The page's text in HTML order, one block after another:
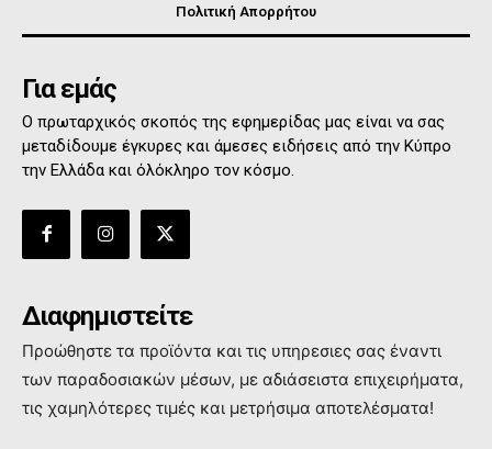
Πολιτική Απορρήτου
Για εμάς
Ο πρωταρχικός σκοπός της εφημερίδας μας είναι να σας
μεταδίδουμε έγκυρες και άμεσες ειδήσεις από την Κύπρο
την Ελλάδα και όλόκληρο τον κόσμο.
Διαφημιστείτε
Προώθηστε τα προϊόντα και τις υπηρεσιες σας έναντι
των παραδοσιακών μέσων, με αδιάσειστα επιχειρήματα,
τις χαμηλότερες τιμές και μετρήσιμα αποτελέσματα!